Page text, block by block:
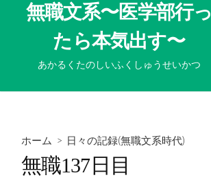
無職文系〜医学部行っ
たら本気出す〜
あかるくたのしいふくしゅうせいかつ
ホーム > 日々の記録(無職文系時代)
無職137日目